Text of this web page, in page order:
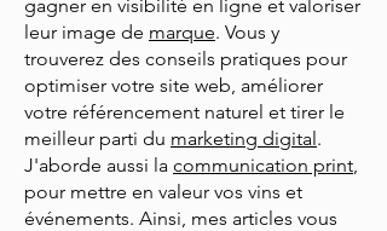
gagner en visibilité en ligne et valoriser
leur image de marque. Vous y
trouverez des conseils pratiques pour
optimiser votre site web, améliorer
votre référencement naturel et tirer le
meilleur parti du marketing digital.
J'aborde aussi la communication print,
pour mettre en valeur vos vins et
événements. Ainsi, mes articles vous